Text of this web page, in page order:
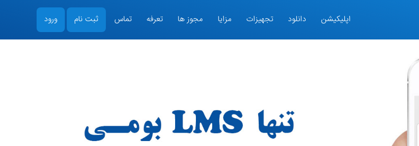
اپلیکیشن دانلود تجهیزات مزایا مجوز ها تعرفه تماس ثبت نام ورود